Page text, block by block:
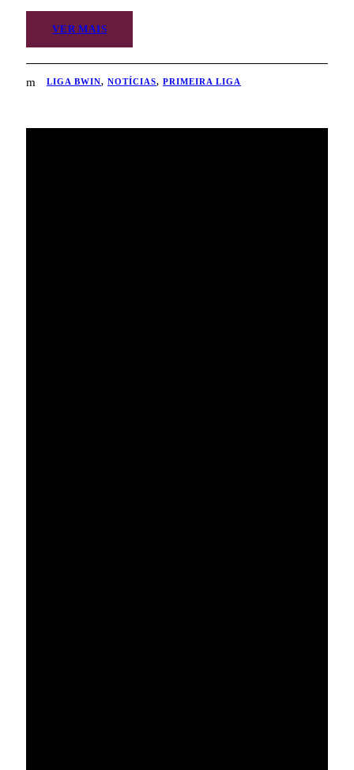
VER MAIS
LIGA BWIN, NOTÍCIAS, PRIMEIRA LIGA